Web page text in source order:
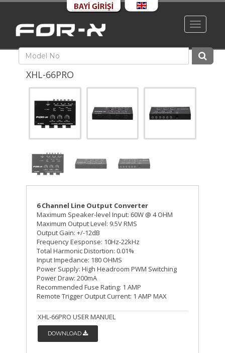
Toggle
XHL-66PRO
6 Channel Line Output Converter
Maximum Speaker-level Input: 60W @ 4 OHM
Maximum Output Level: 9.5V RMS
Output Gain: +/-12dB
Frequency Eesponse: 10Hz-22kHz
Total Harmonic Distortion: 0.01%
Input Impedance: 180 OHMS
Power Supply: High Headroom PWM Switching
Power Draw: 200mA
Recommended Fuse Rating: 1 AMP
Remote Trigger Output Current: 1 AMP MAX
XHL-66PRO USER MANUEL
DOWNLOAD